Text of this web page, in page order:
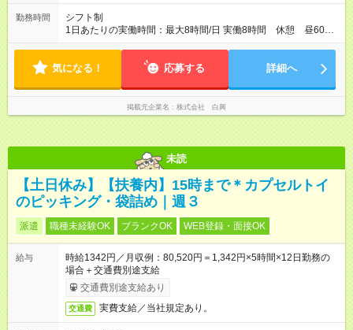
勤務時間
シフト制
1日あたりの実働時間：最大8時間/日 実働8時間 休憩 昼60
分 途中休憩10分 工場稼働により残業時間に変動があります
気になる！ 応募する 詳細へ
掲載元企業名 株式会社 白興
未読
【土日休み】【扶養内】15時まで＊カプセルトイ
のピッキング・袋詰め｜週３
派遣 職種未経験OK ブランクOK WEB登録・面接OK
給与
時給1342円／月収例：80,520円＝1,342円×5時間×12日勤務の
場合＋交通費別途支給
交通費別途支給あり
交通費 実費支給／当社規定あり。